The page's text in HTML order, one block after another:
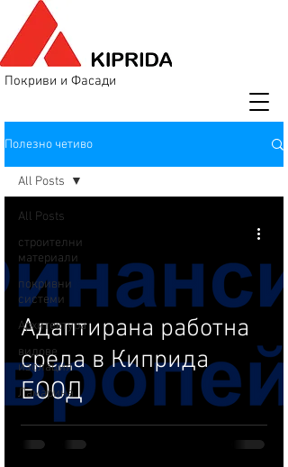
Покриви и Фасади
Полезно четиво
All Posts
строителни
материали
покривни
системи
Aрхитектура
видове
изолация
Ламарина
All Posts
Адаптирана работна
среда в Киприда
ЕООД